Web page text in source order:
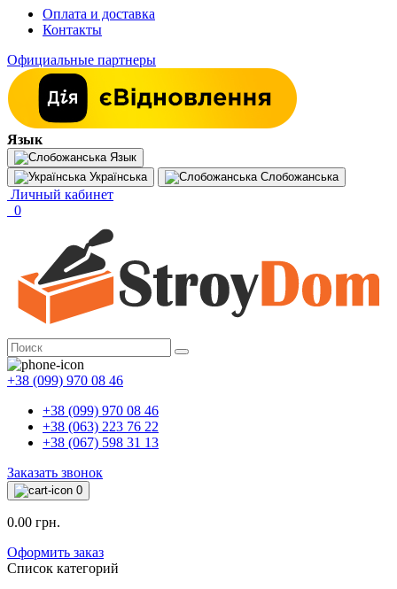
Оплата и доставка
Контакты
Официальные партнеры
Язык
Язык
Українська
Слобожанська
Личный кабинет
0
+38 (099) 970 08 46
+38 (099) 970 08 46
+38 (063) 223 76 22
+38 (067) 598 31 13
Заказать звонок
0
0.00 грн.
Оформить заказ
Список категорий